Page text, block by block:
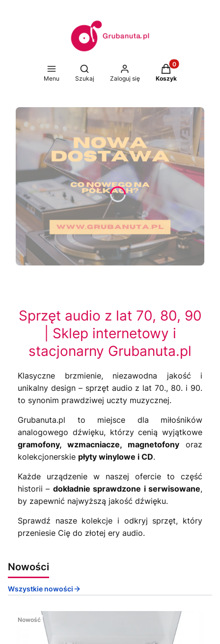
Menu
Otwórz wyszukiwarkę
Szukaj Zaloguj się
Produkty w
Koszyk
Sprzęt audio z lat 70, 80, 90
| Sklep internetowy i
stacjonarny Grubanuta.pl
Klasyczne brzmienie, niezawodna jakość i
unikalny design – sprzęt audio z lat 70., 80. i 90.
to synonim prawdziwej uczty muzycznej.
Grubanuta.pl to miejsce dla miłośników
analogowego dźwięku, którzy cenią wyjątkowe
gramofony, wzmacniacze, magnetofony oraz
kolekcjonerskie płyty winylowe i CD.
Każde urządzenie w naszej ofercie to część
historii – dokładnie sprawdzone i serwisowane,
by zapewnić najwyższą jakość dźwięku.
Sprawdź nasze kolekcje i odkryj sprzęt, który
przeniesie Cię do złotej ery audio.
Nowości
Wszystkie nowości
Nowość